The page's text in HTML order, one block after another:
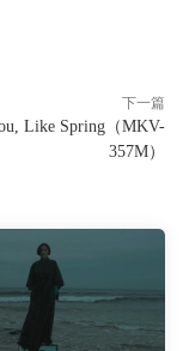
下一篇
Like Spring（MKV-
357M）